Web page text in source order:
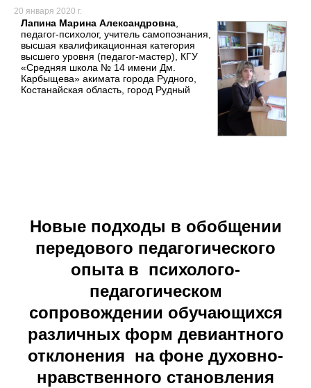
20 января 2020 г.
Лапина Марина Александровна,
педагог-психолог, учитель самопознания,
высшая квалификационная категория
высшего уровня (педагог-мастер), КГУ
«Средняя школа № 14 имени Дм.
Карбыщева» акимата города Рудного,
Костанайская область, город Рудный
Новые подходы в обобщении
передового педагогического
опыта в психолого-
педагогическом
сопровождении обучающихся
различных форм девиантного
отклонения на фоне духовно-
нравственного становления